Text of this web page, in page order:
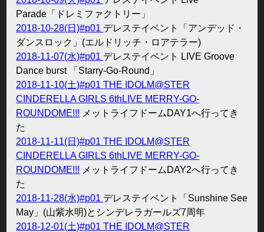
Parade「ドレミファクトリー」
2018-10-28(日)#p01 デレステイベント「アンデッド・
ダンスロック」(エルドリッチ・ロアテラー)
2018-11-07(水)#p01 デレステイベント LIVE Groove
Dance burst 「Starry-Go-Round」
2018-11-10(土)#p01THE IDOLM@STER
CINDERELLA GIRLS 6thLIVE MERRY-GO-
ROUNDOME!!! メットライフドームDAY1へ行ってき
た
2018-11-11(日)#p01THE IDOLM@STER
CINDERELLA GIRLS 6thLIVE MERRY-GO-
ROUNDOME!!! メットライフドームDAY2へ行ってき
た
2018-11-28(水)#p01 デレステイベント「Sunshine See
May」(山紫水明)とシンデレラガールズ7周年
2018-12-01(土)#p01THE IDOLM@STER